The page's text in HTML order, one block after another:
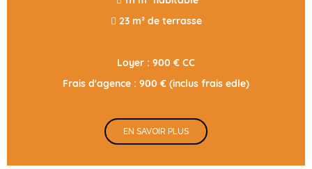
 23 m² de terrasse
Loyer : 900 € CC
Frais d'agence : 900 € (inclus frais edle)
EN SAVOIR PLUS